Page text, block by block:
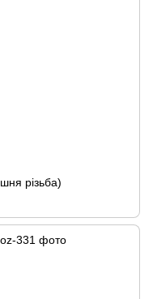
різьба)